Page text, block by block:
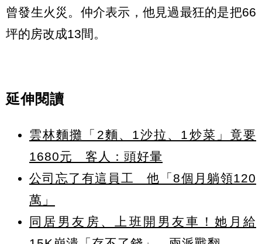
曾發生火災。仲介表示，他見過最狂的是把66
坪的房改成13間。
延伸閱讀
雲林麵攤「2麵、1沙拉、1炒菜」竟要
1680元 客人：頭好暈
公司忘了有這員工 他「8個月躺領120
萬」
同居男友房、上班開男友車！她月給